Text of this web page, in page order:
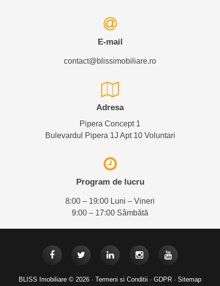
E-mail
contact@blissimobiliare.ro
Adresa
Pipera Concept 1
Bulevardul Pipera 1J Apt 10 Voluntari
Program de lucru
8:00 – 19:00 Luni – Vineri
9:00 – 17:00 Sâmbătă
BLISS Imobiliare © 2026 · Termeni si Conditii · GDPR · Sitemap